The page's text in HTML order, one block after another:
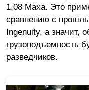
1,08 Маха. Это
сравнению с
Ingenuity, а значит,
грузоподъемность
разведчиков.